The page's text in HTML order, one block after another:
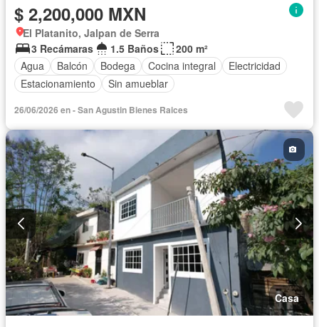
$ 2,200,000 MXN
El Platanito, Jalpan de Serra
3 Recámaras
1.5 Baños
200 m²
Agua
Balcón Bodega Cocina integral
Electricidad
Estacionamiento
Sin amueblar
26/06/2026 en - San Agustin Bienes Raices
Casa